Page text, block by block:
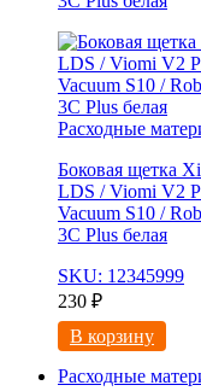
Расходные
Боковая щетка
LDS / Viomi V2
Vacuum S10 /
3С Рlus белая
SKU: 12345999
230 ₽
В корзину
Расходные